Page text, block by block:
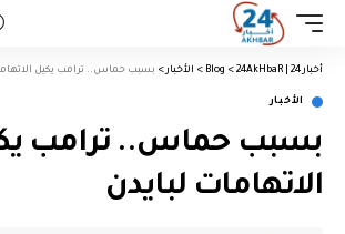
أخبار 24 | 24AkHbaR >
Blog
> الأخبار > بسبب حماس.. ترامب يكيل
الأخبار
بسبب حماس.. ترامب
الاتهامات لبايدن